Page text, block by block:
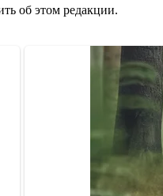
об этом редакции.